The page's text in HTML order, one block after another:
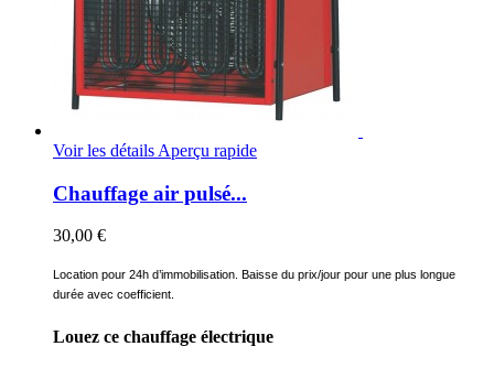
Voir les détails Aperçu rapide
Chauffage air pulsé...
30,00 €
Location pour 24h d’immobilisation. Baisse du prix/jour pour une plus longue
durée avec coefficient.
Louez ce chauffage électrique